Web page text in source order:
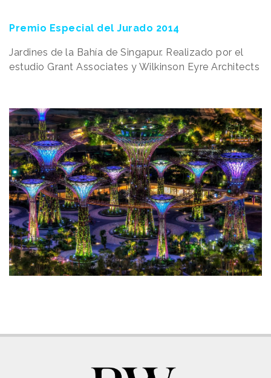
Premio Especial del Jurado 2014
Jardines de la Bahía de Singapur. Realizado por el
estudio Grant Associates y Wilkinson Eyre Architects